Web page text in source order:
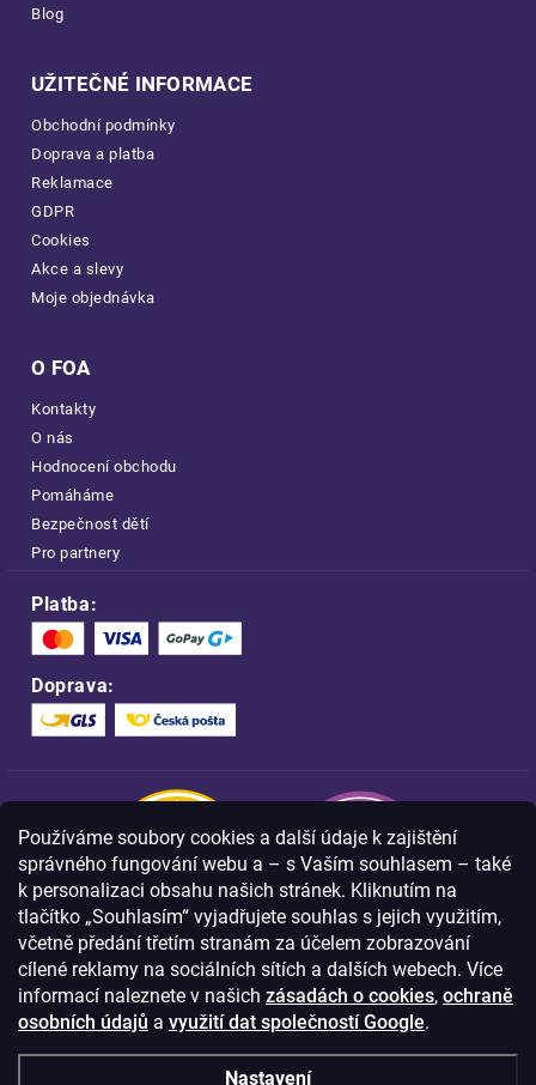
Používáme soubory cookies a další údaje k zajištění
správného fungování webu a – s Vaším souhlasem – také
k personalizaci obsahu našich stránek. Kliknutím na
tlačítko „Souhlasím“ vyjadřujete souhlas s jejich využitím,
včetně předání třetím stranám za účelem zobrazování
cílené reklamy na sociálních sítích a dalších webech. Více
informací naleznete v našich zásadách o cookies, ochraně
osobních údajů a využití dat společností Google.
Nastavení
Blog
UŽITEČNÉ INFORMACE
Obchodní podmínky
Doprava a platba
Reklamace
GDPR
Cookies
Akce a slevy
Moje objednávka
O FOA
Kontakty
O nás
Hodnocení obchodu
Pomáháme
Bezpečnost dětí
Pro partnery
Platba:
Doprava:
Nakupujte na FOA bezpečně a bez obav.
Díky HTTPS protokolu jsou Vaše citlivá
data v naprostém bezpečí.
© Copyright2026Westlogic s.r.o.,
Olomoucká 267/29, Opava, 746 01